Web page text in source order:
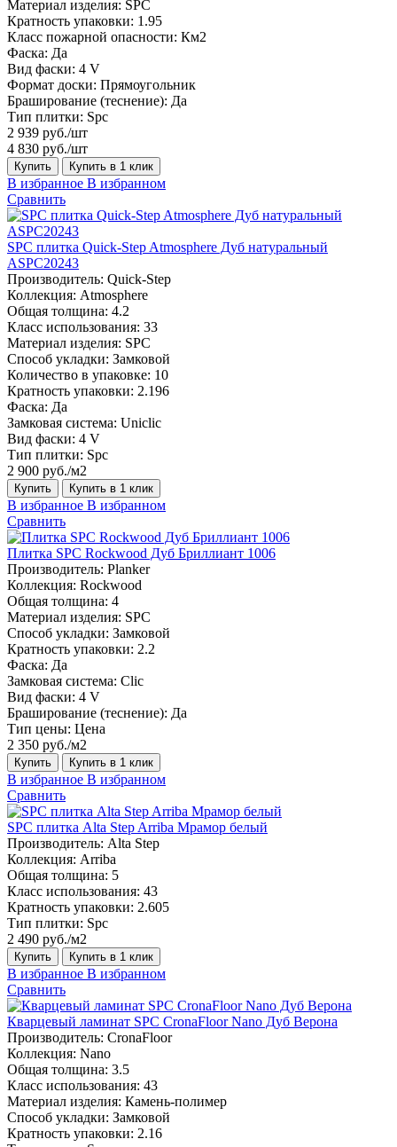
Материал изделия: SPC
Кратность упаковки: 1.95
Класс пожарной опасности: Км2
Фаска: Да
Вид фаски: 4 V
Формат доски: Прямоугольник
Браширование (теснение): Да
Тип плитки: Spc
2 939 руб./шт
4 830 руб./шт
Купить Купить в 1 клик
В избранное В избранном
Сравнить
SPC плитка Quick-Step Atmosphere Дуб натуральный
ASPC20243
Производитель: Quick-Step
Коллекция: Atmosphere
Общая толщина: 4.2
Класс использования: 33
Материал изделия: SPC
Способ укладки: Замковой
Количество в упаковке: 10
Кратность упаковки: 2.196
Фаска: Да
Замковая система: Uniclic
Вид фаски: 4 V
Тип плитки: Spc
2 900 руб./м2
Купить Купить в 1 клик
В избранное В избранном
Сравнить
Плитка SPC Rockwood Дуб Бриллиант 1006
Производитель: Planker
Коллекция: Rockwood
Общая толщина: 4
Материал изделия: SPC
Способ укладки: Замковой
Кратность упаковки: 2.2
Фаска: Да
Замковая система: Сlic
Вид фаски: 4 V
Браширование (теснение): Да
Тип цены: Цена
2 350 руб./м2
Купить Купить в 1 клик
В избранное В избранном
Сравнить
SPC плитка Alta Step Arriba Мрамор белый
Производитель: Alta Step
Коллекция: Arriba
Общая толщина: 5
Класс использования: 43
Кратность упаковки: 2.605
Тип плитки: Spc
2 490 руб./м2
Купить Купить в 1 клик
В избранное В избранном
Сравнить
Кварцевый ламинат SPC CronaFloor Nano Дуб Верона
Производитель: CronaFloor
Коллекция: Nano
Общая толщина: 3.5
Класс использования: 43
Материал изделия: Камень-полимер
Способ укладки: Замковой
Кратность упаковки: 2.16